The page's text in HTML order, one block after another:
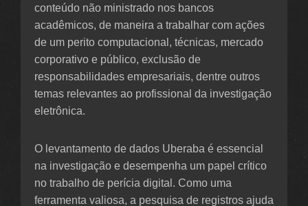
conteúdo não ministrado nos bancos
acadêmicos, de maneira a trabalhar com ações
de um perito computacional, técnicas, mercado
corporativo e público, exclusão de
responsabilidades empresariais, dentre outros
temas relevantes ao profissional da investigação
eletrônica.
O levantamento de dados Uberaba é essencial
na investigação e desempenha um papel crítico
no trabalho de perícia digital. Como uma
ferramenta valiosa, a pesquisa de registros ajuda